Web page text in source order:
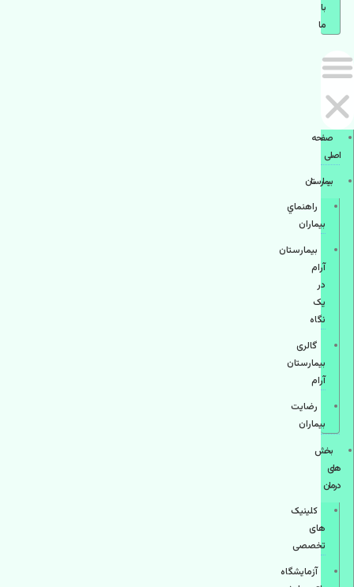
با
ما
صفحه
اصلی
بيمارستان
راهنماي
بیماران
بیمارستان
آرام
در
یک
نگاه
گالری
بیمارستان
آرام
رضایت
بیماران
بخش
های
درمان
کلینیک
های
تخصصی
آزمایشگاه